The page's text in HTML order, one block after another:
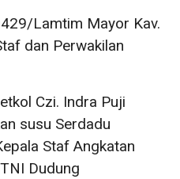
Lamtim Mayor Kav.
dan Perwakilan
Czi. Indra Puji
susu Serdadu
Staf Angkatan
Dudung